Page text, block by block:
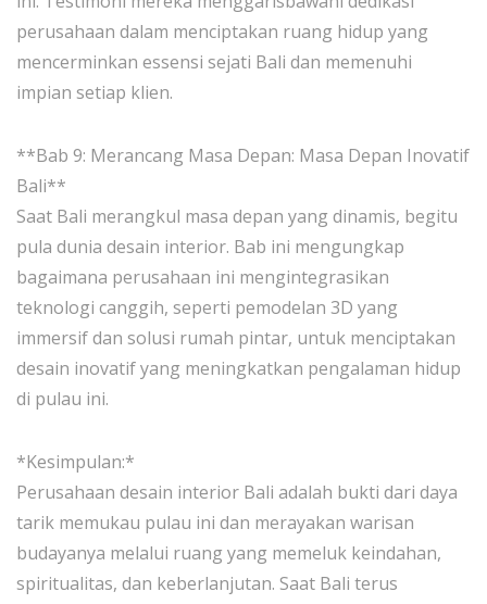
perusahaan dalam menciptakan ruang hidup yang
mencerminkan essensi sejati Bali dan memenuhi
impian setiap klien.
**Bab 9: Merancang Masa Depan: Masa Depan Inovatif
Bali**
Saat Bali merangkul masa depan yang dinamis, begitu
pula dunia desain interior. Bab ini mengungkap
bagaimana perusahaan ini mengintegrasikan
teknologi canggih, seperti pemodelan 3D yang
immersif dan solusi rumah pintar, untuk menciptakan
desain inovatif yang meningkatkan pengalaman hidup
di pulau ini.
*Kesimpulan:*
Perusahaan desain interior Bali adalah bukti dari daya
tarik memukau pulau ini dan merayakan warisan
budayanya melalui ruang yang memeluk keindahan,
spiritualitas, dan keberlanjutan. Saat Bali terus